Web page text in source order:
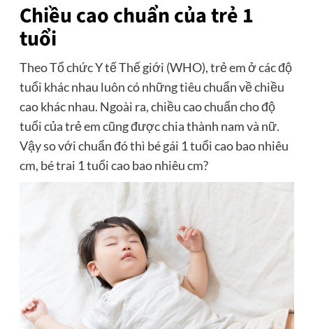
Chiều cao chuẩn của trẻ 1
tuổi
Theo Tổ chức Y tế Thế giới (WHO), trẻ em ở các độ
tuổi khác nhau luôn có những tiêu chuẩn về chiều
cao khác nhau. Ngoài ra, chiều cao chuẩn cho độ
tuổi của trẻ em cũng được chia thành nam và nữ.
Vậy so với chuẩn đó thì bé gái 1 tuổi cao bao nhiêu
cm, bé trai 1 tuổi cao bao nhiêu cm?